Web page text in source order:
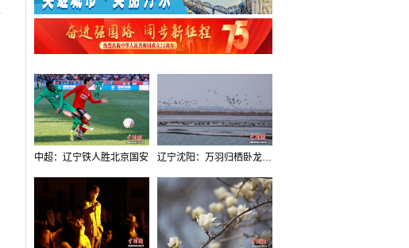
中超：辽宁铁人胜北京国安 辽宁沈阳：万羽归栖卧龙湖看群鸟齐飞